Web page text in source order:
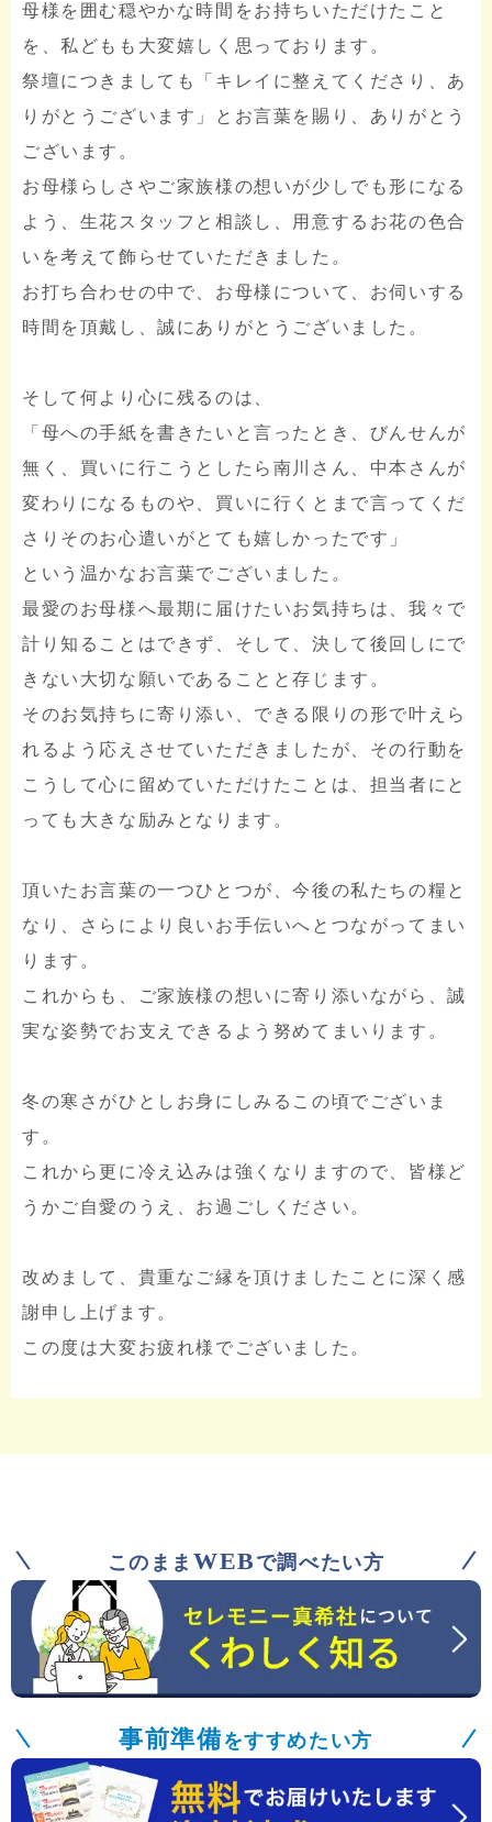
母様を囲む穏やかな時間をお持ちいただけたこと
を、私どもも大変嬉しく思っております。
祭壇につきましても「キレイに整えてくださり、あ
りがとうございます」とお言葉を賜り、ありがとう
ございます。
お母様らしさやご家族様の想いが少しでも形になる
よう、生花スタッフと相談し、用意するお花の色合
いを考えて飾らせていただきました。
お打ち合わせの中で、お母様について、お伺いする
時間を頂戴し、誠にありがとうございました。
そして何より心に残るのは、
「母への手紙を書きたいと言ったとき、びんせんが
無く、買いに行こうとしたら南川さん、中本さんが
変わりになるものや、買いに行くとまで言ってくだ
さりそのお心遣いがとても嬉しかったです」
という温かなお言葉でございました。
最愛のお母様へ最期に届けたいお気持ちは、我々で
計り知ることはできず、そして、決して後回しにで
きない大切な願いであることと存じます。
そのお気持ちに寄り添い、できる限りの形で叶えら
れるよう応えさせていただきましたが、その行動を
こうして心に留めていただけたことは、担当者にと
っても大きな励みとなります。
頂いたお言葉の一つひとつが、今後の私たちの糧と
なり、さらにより良いお手伝いへとつながってまい
ります。
これからも、ご家族様の想いに寄り添いながら、誠
実な姿勢でお支えできるよう努めてまいります。
冬の寒さがひとしお身にしみるこの頃でございま
す。
これから更に冷え込みは強くなりますので、皆様ど
うかご自愛のうえ、お過ごしください。
改めまして、貴重なご縁を頂けましたことに深く感
謝申し上げます。
この度は大変お疲れ様でございました。
このまま WEB で調べたい方
事前準備をすすめたい方